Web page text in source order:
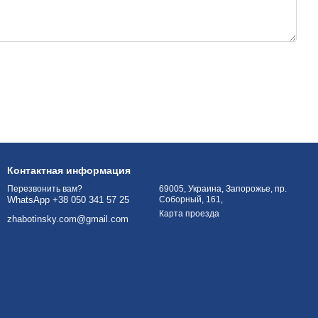
Контактная информация
Перезвонить вам?
WhatsApp +38 050 341 57 25
zhabotinsky.com@gmail.com
69005, Украина, Запорожье, пр.
Соборный, 161,
Карта проезда